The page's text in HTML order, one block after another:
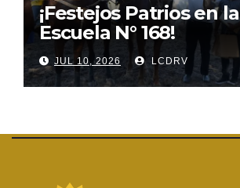
¡Festejos Patrios en la
Escuela N° 168!
JUL 10, 2026 LCDRV